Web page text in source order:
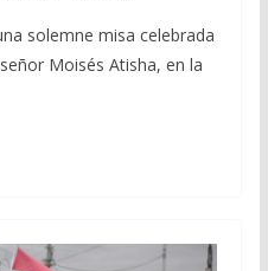
solemne misa celebrada
Moisés Atisha, en la